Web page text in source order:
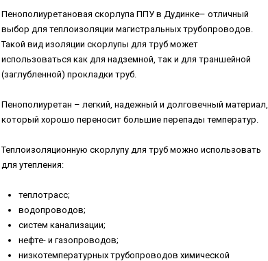
Пенополиуретановая скорлупа ППУ в Дудинке– отличный
выбор для теплоизоляции магистральных трубопроводов.
Такой вид изоляции скорлупы для труб может
использоваться как для надземной, так и для траншейной
(заглубленной) прокладки труб.
Пенополиуретан – легкий, надежный и долговечный материал,
который хорошо переносит большие перепады температур.
Теплоизоляционную скорлупу для труб можно использовать
для утепления:
теплотрасс;
водопроводов;
систем канализации;
нефте- и газопроводов;
низкотемпературных трубопроводов химической